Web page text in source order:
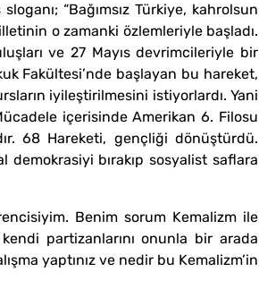
“Bağımsız Türkiye, kahrolsun
o zamanki özlemleriyle başladı.
ve 27 Mayıs devrimcileriyle bir
Fakültesi’nde başlayan bu hareket,
iyileştirilmesini istiyorlardı. Yani
içerisinde Amerikan 6. Filosu
68 Hareketi, gençliği dönüştürdü.
demokrasiyi bırakıp sosyalist saflara
Benim sorum Kemalizm ile
partizanlarını onunla bir arada
yaptınız ve nedir bu Kemalizm’in